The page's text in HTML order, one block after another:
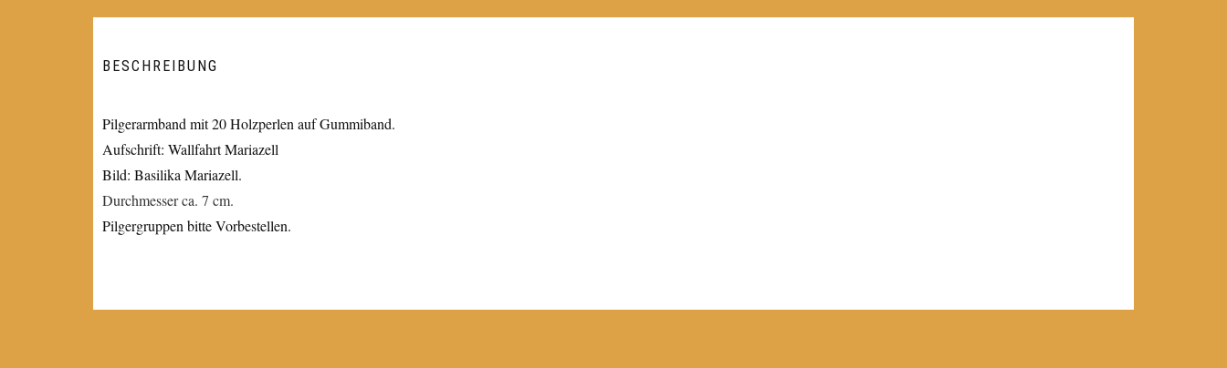
BESCHREIBUNG
Pilgerarmband mit 20 Holzperlen auf Gummiband.
Aufschrift: Wallfahrt Mariazell
Bild: Basilika Mariazell.
Durchmesser ca. 7 cm.
Pilgergruppen bitte Vorbestellen.